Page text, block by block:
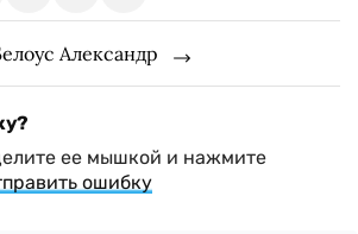
Александр
ее мышкой и нажмите
ошибку